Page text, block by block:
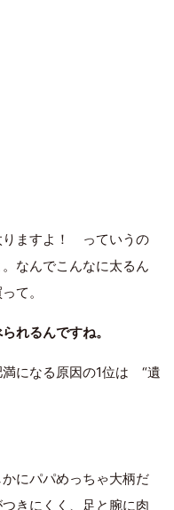
りますよ！ っていうの
なんでこんなに太るん
て。
れるんですね。
になる原因の1位は “遺
にパパめっちゃ大柄だ
きにくく、足と腕に肉